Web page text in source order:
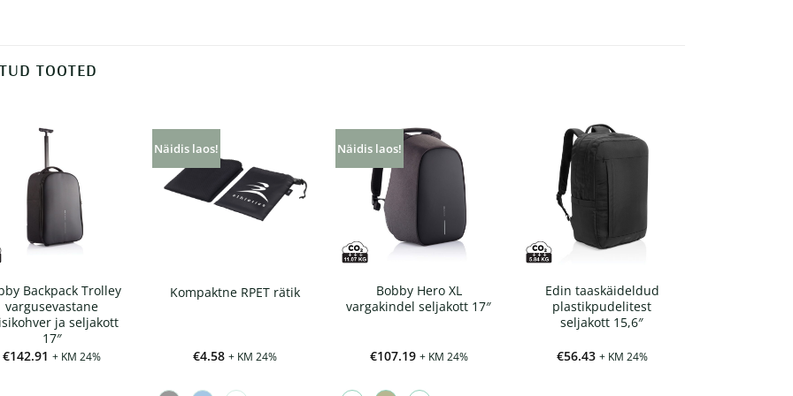
TOOTED
Backpack Trolley
vargusevastane
ja seljakott
17″
€142.91 + KM 24%
Näidis laos!
Kompaktne RPET rätik
€4.58 + KM 24%
Näidis laos!
Bobby Hero XL
vargakindel seljakott 17″
€107.19 + KM 24%
Edin taaskäideldud
plastikpudelitest
seljakott 15,6″
€56.43 + KM 24%